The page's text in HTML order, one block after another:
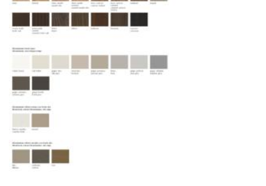
реального времени через систему GPS-
мониторинга. Наша команда логистических
международной доставке обеспечивает
полную сохранность груза, соблюдение
температурного режима и защиту от
механических повреждений на всех этапах
Страхование груза
поставки застрахованы в соответствии с